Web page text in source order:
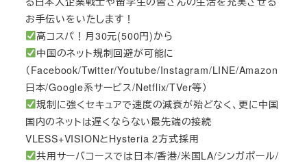
お手伝いをいたします！
高コスパ！月30元(500円)から
中国のネット規制回避が可能に
（Facebook/Twitter/Youtube/Instagram/LINE/Amazon
日本/Google系サービス/Netflix/TVer等）
規制に強くセキュアで速度の減衰が殆どなく、更に中国
国内のネットは遅くならない最先端の接続
VLESS+VISIONとHysteria 2方式採用
共用サーバコースでは日本/香港/米国LA/シンガポール/